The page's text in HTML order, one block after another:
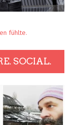
fühlte.
SOCIAL.